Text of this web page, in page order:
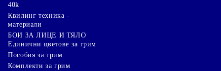
40k
Квилинг техника -
материали
БОИ ЗА ЛИЦЕ И ТЯЛО
Единични цветове за грим
Пособия за грим
Комплекти за грим